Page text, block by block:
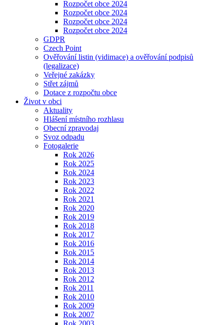
Rozpočet obce 2024
Rozpočet obce 2024
Rozpočet obce 2024
Rozpočet obce 2024
GDPR
Czech Point
Ověřování listin (vidimace) a ověřování podpisů
(legalizace)
Veřejné zakázky
Střet zájmů
Dotace z rozpočtu obce
Život v obci
Aktuality
Hlášení místního rozhlasu
Obecní zpravodaj
Svoz odpadu
Fotogalerie
Rok 2026
Rok 2025
Rok 2024
Rok 2023
Rok 2022
Rok 2021
Rok 2020
Rok 2019
Rok 2018
Rok 2017
Rok 2016
Rok 2015
Rok 2014
Rok 2013
Rok 2012
Rok 2011
Rok 2010
Rok 2009
Rok 2007
Rok 2003